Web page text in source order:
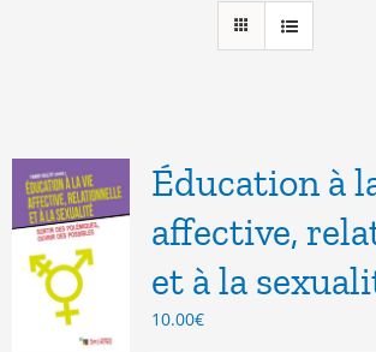
Éducation à
affective,
et à la
10.00€